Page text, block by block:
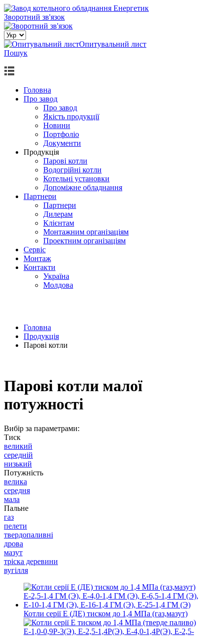
Зворотний зв'язок
Опитувальний лист
Пошук
Головна
Про завод
Про завод
Якість продукції
Новини
Портфоліо
Документи
Продукцiя
Парові котли
Водогрiйнi котли
Котельні установки
Допоміжне обладнання
Партнери
Партнери
Дилерам
Клієнтам
Монтажним організаціям
Проектним органiзацiям
Сервiс
Монтаж
Контакти
Україна
Молдова
Головна
Продукція
Парові котли
Парові котли малої
потужності
Вибір за параметрами:
Тиск
великий
середній
низький
Потужність
велика
середня
мала
Пальне
газ
пелети
твердопаливні
дрова
мазут
тріска деревини
вугілля
Котли серії Е (ДЕ) тиском до 1,4 МПа (газ,мазут)